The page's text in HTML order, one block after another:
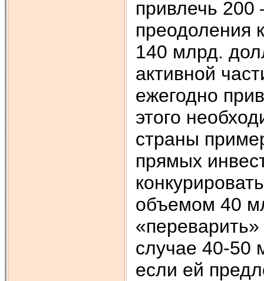
привлечь
преодоления
140 млрд.
активной
ежегодно
этого
страны
прямых
объемом 40
случае 40-50
если ей